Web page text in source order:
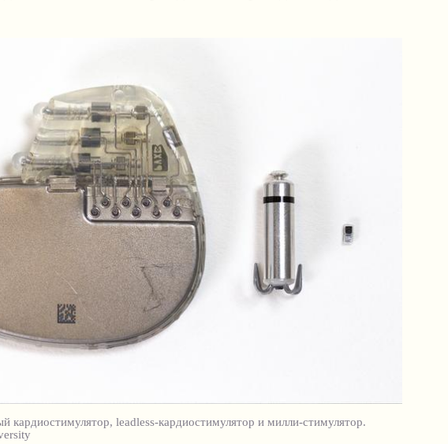
кардиостимулятор, leadless-кардиостимулятор и милли-стимулятор.